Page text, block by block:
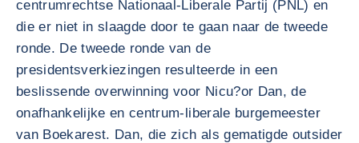
centrumrechtse Nationaal-Liberale Partij (PNL) en
die er niet in slaagde door te gaan naar de tweede
ronde. De tweede ronde van de
presidentsverkiezingen resulteerde in een
beslissende overwinning voor Nicu?or Dan, de
onafhankelijke en centrum-liberale burgemeester
van Boekarest. Dan, die zich als gematigde outsider